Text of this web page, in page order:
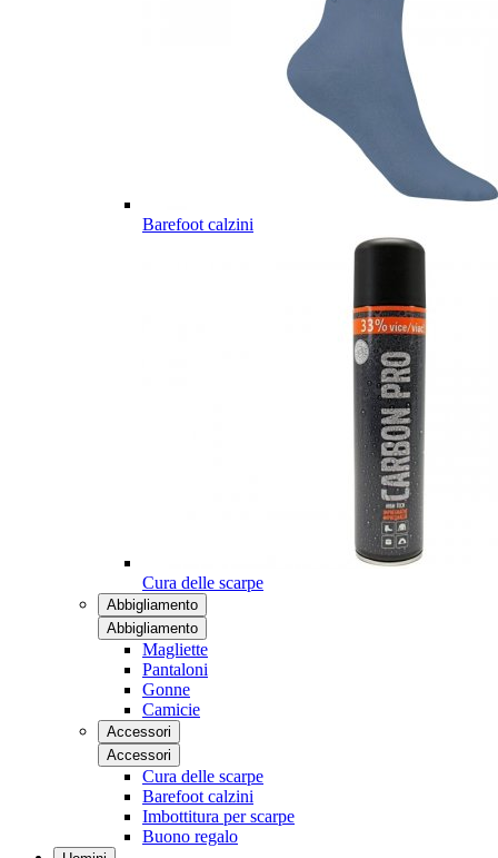
Barefoot calzini
Cura delle scarpe
Abbigliamento
Abbigliamento
Magliette
Pantaloni
Gonne
Camicie
Accessori
Accessori
Cura delle scarpe
Barefoot calzini
Imbottitura per scarpe
Buono regalo